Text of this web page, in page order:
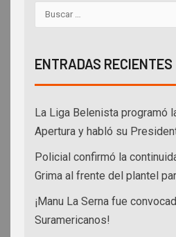
ENTRADAS RECIENTES
La Liga Belenista programó
Apertura y habló su
Policial confirmó la
Grima al frente del plantel
¡Manu La Serna fue
Suramericanos!